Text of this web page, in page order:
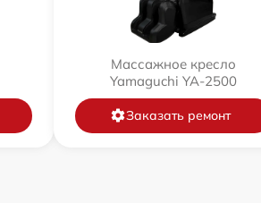
Массажное кресло
Yamaguchi YA-2500
Заказать ремонт